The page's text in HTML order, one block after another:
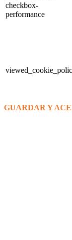
checkbox-
performance
GUARDAR Y